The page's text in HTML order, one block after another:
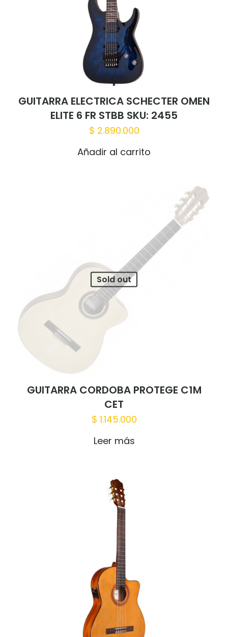
GUITARRA ELECTRICA SCHECTER OMEN
ELITE 6 FR STBB SKU: 2455
$ 2.890.000
Añadir al carrito
Sold out
GUITARRA CORDOBA PROTEGE C1M
CET
$ 1.145.000
Leer más